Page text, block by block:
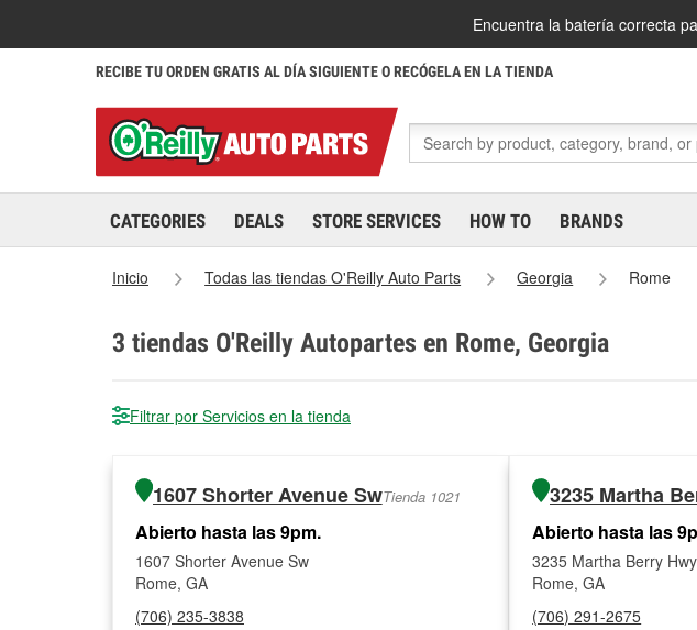
Encuentra la batería correcta
RECIBE TU ORDEN GRATIS AL DÍA SIGUIENTE O RECÓGELA EN LA TIENDA
CATEGORIES DEALS STORE SERVICES HOW TO BRANDS
Inicio Todas las tiendas O'Reilly Auto Parts Georgia Rome
3 tiendas O'Reilly Autopartes en Rome, Georgia
Filtrar por Servicios en la tienda
1607 Shorter Avenue SwTienda 1021
Abierto hasta las 9pm.
1607 Shorter Avenue Sw
Rome, GA
(706) 235-3838
3235 Martha
Abierto hasta las
3235 Martha Berry
Rome, GA
(706) 291-2675